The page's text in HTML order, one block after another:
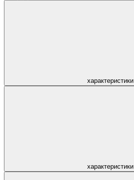
характеристики
характеристики